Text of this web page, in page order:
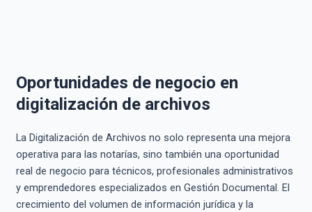
Oportunidades de negocio en
digitalización de archivos
La Digitalización de Archivos no solo representa una mejora
operativa para las notarías, sino también una oportunidad
real de negocio para técnicos, profesionales administrativos
y emprendedores especializados en Gestión Documental. El
crecimiento del volumen de información jurídica y la